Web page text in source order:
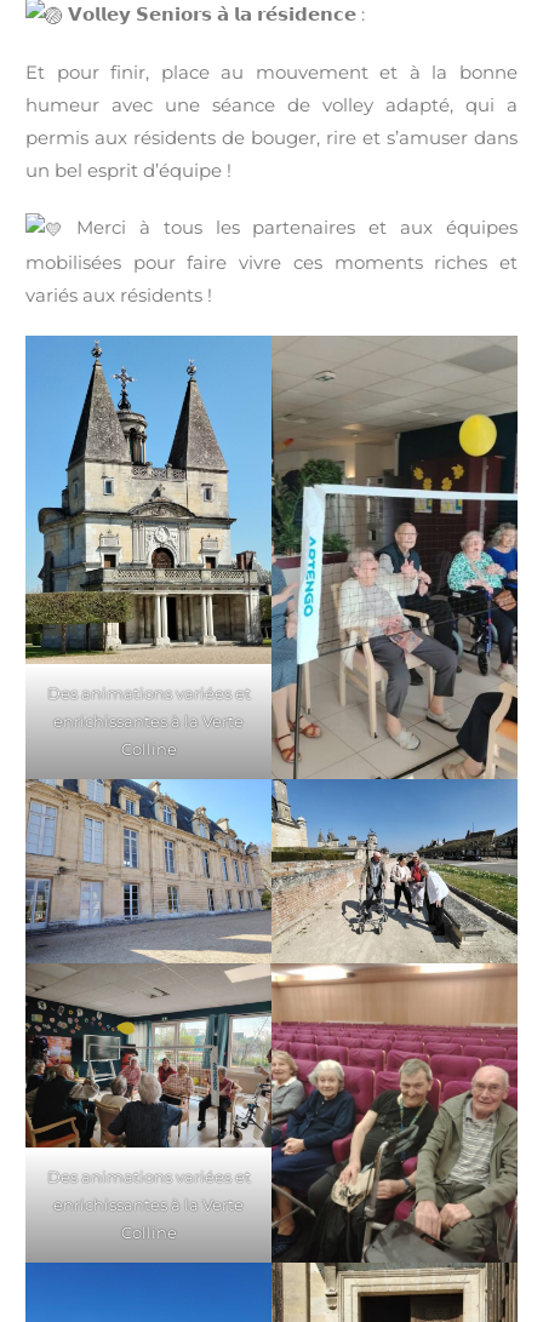
𝗩𝗼𝗹𝗹𝗲𝘆 𝗦𝗲𝗻𝗶𝗼𝗿𝘀 𝗮̀ 𝗹𝗮 𝗿𝗲́𝘀𝗶𝗱𝗲𝗻𝗰𝗲 :
Et pour finir, place au mouvement et à la bonne
humeur avec une séance de volley adapté, qui a
permis aux résidents de bouger, rire et s’amuser dans
un bel esprit d’équipe !
Merci à tous les partenaires et aux équipes
mobilisées pour faire vivre ces moments riches et
variés aux résidents !
Des animations variées et
enrichissantes à la Verte
Colline
Des animations variées et
enrichissantes à la Verte
Colline